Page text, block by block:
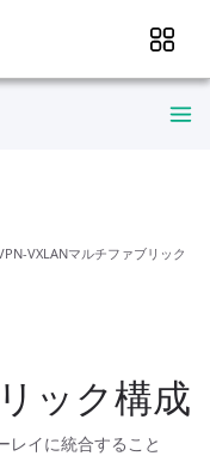
VXLANマルチファブリック
ック構成
レイに統合すること